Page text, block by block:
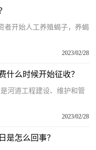
者开始人工养殖蝎子，养蝎
2023/02/28
什么时候开始征收？
河道工程建设、维护和管
2023/02/28
是怎么回事？